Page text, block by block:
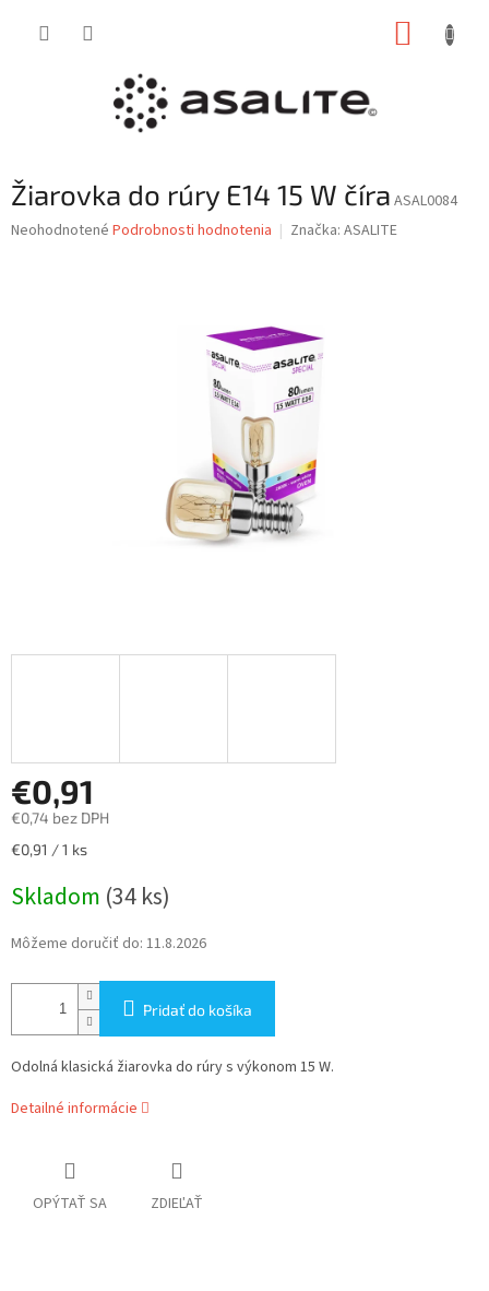
Žiarovka do rúry E14 15 W číra ASAL0084
Priemerné
Neohodnotené Podrobnosti hodnotenia Značka: ASALITE
€0,91
€0,74 bez DPH
Jednotková
€0,91 / 1 ks
Skladom (34 ks)
Môžeme doručiť do: 11.8.2026
Pridať do košíka
Odolná klasická žiarovka do rúry s výkonom 15 W.
Detailné informácie
OPÝTAŤ SA ZDIEĽAŤ